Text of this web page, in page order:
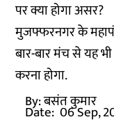
पर क्या होगा असर?
मुजफ्फरनगर के
बार-बार मंच से यह
करना होगा.
By:बसंत कुमार
Date: 06 Sep,